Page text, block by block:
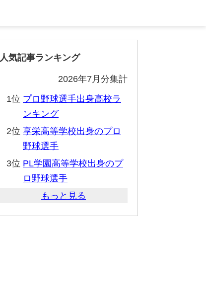
人気記事ランキング
2026年7月分集計
1位 プロ野球選手出身高校ラ
ンキング
2位 享栄高等学校出身のプロ
野球選手
3位 PL学園高等学校出身のプ
ロ野球選手
もっと見る